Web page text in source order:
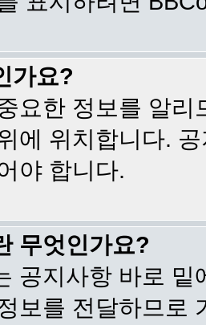
가요?
요한 정보를 알
에 위치합니다.
야 합니다.
무엇인가요?
공지사항 바로
보를 전달하므로